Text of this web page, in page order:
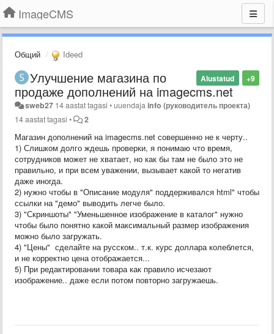
ImageCMS
Общий Ideed
+9
Alustatud
Улучшение магазина по
продаже дополнений на imagecms.net
sweb27 14 aastat tagasi •uuendajainfo (руководитель проекта)
14 aastat tagasi • 2
Магазин дополнений на imagecms.net совершенно не к черту..
1) Слишком долго ждешь проверки, я понимаю что время,
сотрудников может не хватает, но как бы там не было это не
правильно, и при всем уважении, вызывает какой то негатив
даже иногда.
2) нужно чтобы в "Описание модуля" поддерживался html" чтобы
ссылки на "демо" выводить легче было.
3) "Скриншоты" "Уменьшенное изображение в каталог" нужно
чтобы было понятно какой максимальный размер изображения
можно было загружать.
4) "Цены" сделайте на русском.. т.к. курс доллара колеблется,
и не корректно цена отображается...
5) При редактировании товара как правило исчезают
изображение.. даже если потом повторно загружаешь.